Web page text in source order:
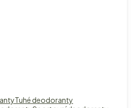
Tuhé deodoranty